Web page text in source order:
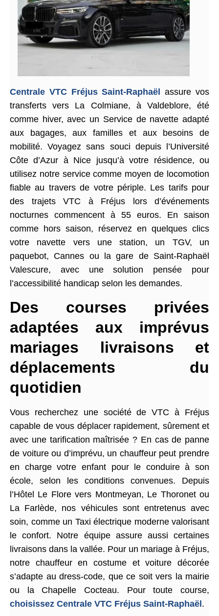
Centrale VTC Fréjus Saint-Raphaëlassure vos
transferts vers La Colmiane, à Valdeblore, été
comme hiver, avec un Service de navette adapté
aux bagages, aux familles et aux besoins de
mobilité. Voyagez sans souci depuis l’Université
Côte d’Azur à Nice jusqu’à votre résidence, ou
utilisez notre service comme moyen de locomotion
fiable au travers de votre périple. Les tarifs pour
des trajets VTC à Fréjus lors d’événements
nocturnes commencent à 55 euros. En saison
comme hors saison, réservez en quelques clics
votre navette vers une station, un TGV, un
paquebot, Cannes ou la gare de Saint-Raphaël
Valescure, avec une solution pensée pour
l’accessibilité handicap selon les demandes.
Des courses privées
adaptées aux imprévus
mariages livraisons et
déplacements du
quotidien
Vous recherchez une société de VTC à Fréjus
capable de vous déplacer rapidement, sûrement et
avec une tarification maîtrisée ? En cas de panne
de voiture ou d’imprévu, un chauffeur peut prendre
en charge votre enfant pour le conduire à son
école, selon les conditions convenues. Depuis
l’Hôtel Le Flore vers Montmeyan, Le Thoronet ou
La Farlède, nos véhicules sont entretenus avec
soin, comme un Taxi électrique moderne valorisant
le confort. Notre équipe assure aussi certaines
livraisons dans la vallée. Pour un mariage à Fréjus,
notre chauffeur en costume et voiture décorée
s’adapte au dress-code, que ce soit vers la mairie
ou la Chapelle Cocteau. Pour toute course,
choisissez Centrale VTC Fréjus Saint-Raphaël.